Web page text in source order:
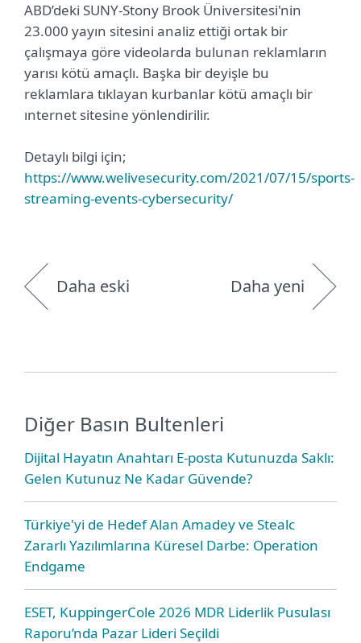
ABD’deki SUNY-Stony Brook Üniversitesi'nin
23.000 yayın sitesini analiz ettiği ortak bir
çalışmaya göre videolarda bulunan reklamların
yarısı kötü amaçlı. Başka bir deyişle bu
reklamlara tıklayan kurbanlar kötü amaçlı bir
ınternet sitesine yönlendirilir.
Detaylı bilgi için;
https://www.welivesecurity.com/2021/07/15/sports-
streaming-events-cybersecurity/
Daha eski Daha yeni
Diğer Basın Bultenleri
Dijital Hayatın Anahtarı E-posta Kutunuzda Saklı:
Gelen Kutunuz Ne Kadar Güvende?
Türkiye'yi de Hedef Alan Amadey ve Stealc
Zararlı Yazılımlarına Küresel Darbe: Operation
Endgame
ESET, KuppingerCole 2026 MDR Liderlik Pusulası
Raporu’nda Pazar Lideri Seçildi